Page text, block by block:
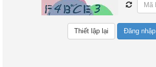
Đăng nhập